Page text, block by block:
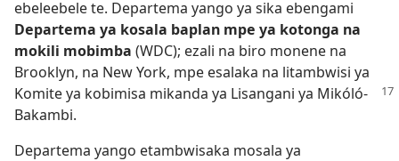
ebeleebele te. Departema yango ya sika ebengami
Departema ya kosala baplan mpe ya kotonga na
mokili mobimba (WDC); ezali na biro monene na
Brooklyn, na New York, mpe esalaka na litambwisi ya
Komiteya kobimisa mikanda ya Lisangani ya Mikóló-
Bakambi.
Departema yango etambwisaka mosala ya